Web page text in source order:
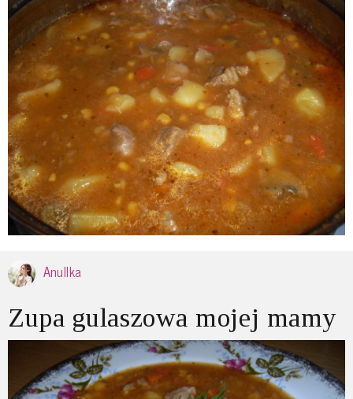
Anullka
Zupa gulaszowa mojej mamy